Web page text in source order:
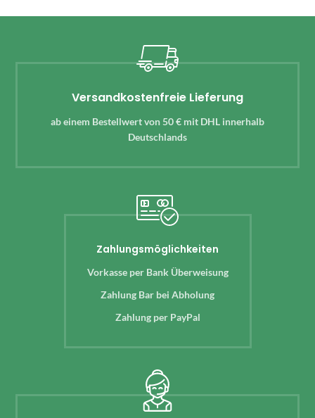
Versandkostenfreie Lieferung
ab einem Bestellwert von 50 € mit DHL innerhalb
Deutschlands
Zahlungsmöglichkeiten
Vorkasse per Bank Überweisung
Zahlung Bar bei Abholung
Zahlung per PayPal